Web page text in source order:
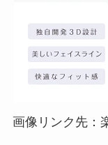
画像リンク先：